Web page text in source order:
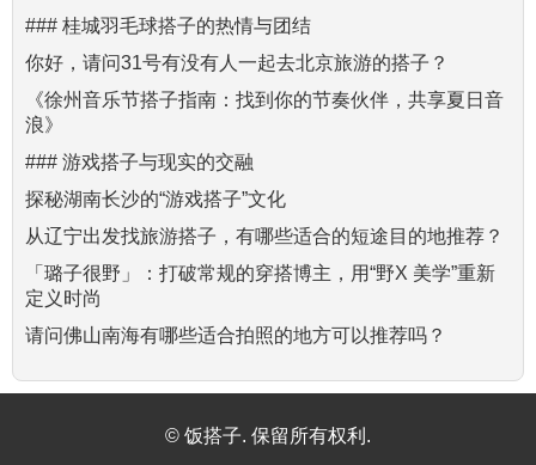
### 桂城羽毛球搭子的热情与团结
你好，请问31号有没有人一起去北京旅游的搭子？
《徐州音乐节搭子指南：找到你的节奏伙伴，共享夏日音
浪》
### 游戏搭子与现实的交融
探秘湖南长沙的“游戏搭子”文化
从辽宁出发找旅游搭子，有哪些适合的短途目的地推荐？
「璐子很野」：打破常规的穿搭博主，用“野X 美学”重新
定义时尚
请问佛山南海有哪些适合拍照的地方可以推荐吗？
© 饭搭子. 保留所有权利.